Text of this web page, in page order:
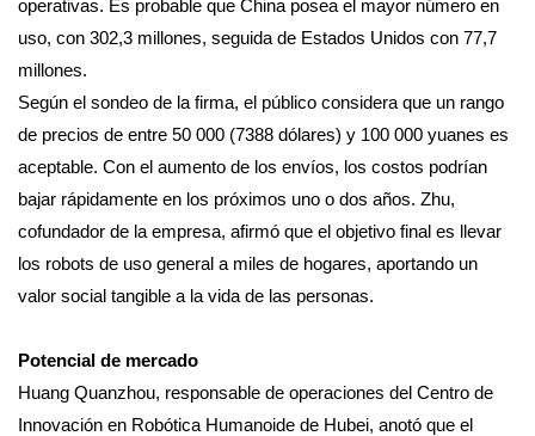
operativas. Es probable que China posea el mayor número en
uso, con 302,3 millones, seguida de Estados Unidos con 77,7
millones.
Según el sondeo de la firma, el público considera que un rango
de precios de entre 50 000 (7388 dólares) y 100 000 yuanes es
aceptable. Con el aumento de los envíos, los costos podrían
bajar rápidamente en los próximos uno o dos años. Zhu,
cofundador de la empresa, afirmó que el objetivo final es llevar
los robots de uso general a miles de hogares, aportando un
valor social tangible a la vida de las personas.
Potencial de mercado
Huang Quanzhou, responsable de operaciones del Centro de
Innovación en Robótica Humanoide de Hubei, anotó que el